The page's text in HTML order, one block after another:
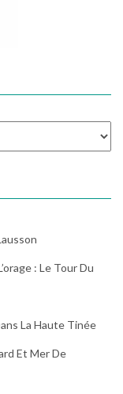
: Le Tour Du
La Haute Tinée
Et Mer De